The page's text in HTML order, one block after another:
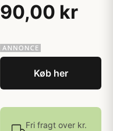
90,00 kr
Køb her
Fri fragt over kr.